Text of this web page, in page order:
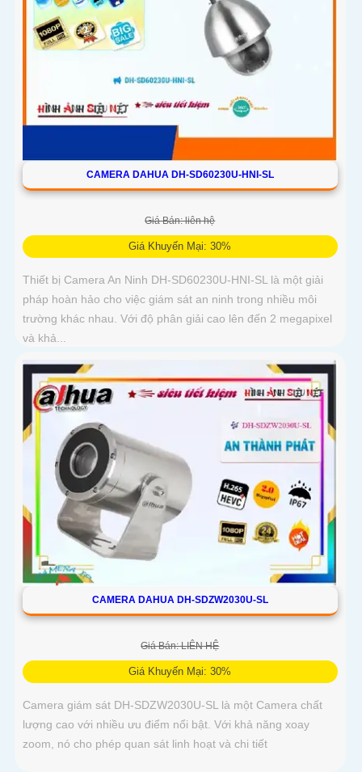
CAMERA DAHUA DH-SD60230U-HNI-SL
Giá Bán: liên hệ
Giá Khuyến Mại: 30%
Thiết bị Camera An Ninh DH-SD60230U-HNI-SL là một giải
pháp hoàn hảo cho việc giám sát an ninh trong nhiều môi
trường khác nhau. Với độ phân giải cao lên đến 2 megapixel
và khả...
CAMERA DAHUA DH-SDZW2030U-SL
Giá Bán: LIÊN HỆ
Giá Khuyến Mại: 30%
Camera giám sát DH-SDZW2030U-SL là một Camera chất
lượng cao với nhiều ưu điểm nổi bật. Với khả năng xoay
zoom, nó cho phép quan sát linh hoạt và chi tiết